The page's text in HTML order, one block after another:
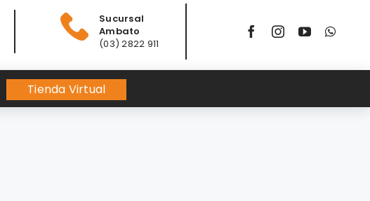
Sucursal
Ambato
(03) 2822 911
Tienda Virtual